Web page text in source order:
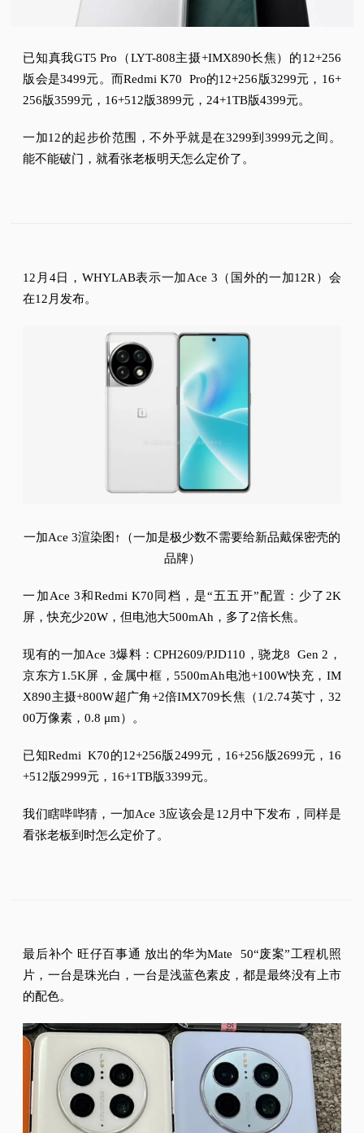
已知真我GT5 Pro（LYT-808主摄+IMX890长焦）的12+256
版会是3499元。 而Redmi K70 Pro的12+256版3299元，16+
256版3599元，16+512版3899元，24+1TB版4399元。
一加12的起步价范围，不外乎就是在3299到3999元之间。
能不能破门，就看张老板明天怎么定价了。
12月4日，WHYLAB表示一加Ace 3（国外的一加12R）会
在12月发布。
一加Ace 3渲染图↑（一加是极少数不需要给新品戴保密壳的
品牌）
一加Ace 3和Redmi K70同档，是“五五开”配置： 少了2K
屏，快充少20W，但电池大500mAh，多了2倍长焦。
现有的一加Ace 3爆料：CPH2609/PJD110，骁龙8 Gen 2，
京东方1.5K屏，金属中框，5500mAh电池+100W快充，IM
X890主摄+800W超广角+2倍IMX709长焦（1/2.74英寸，32
00万像素，0.8 μm）。
已知Redmi K70的12+256版2499元，16+256版2699元，16
+512版2999元，16+1TB版3399元。
我们瞎哔哔猜，一加Ace 3应该会是12月中下发布，同样是
看张老板到时怎么定价了。
最后补个 旺仔百事通 放出的华为Mate 50“废案”工程机照
片，一台是珠光白，一台是浅蓝色素皮，都是最终没有上市
的配色。